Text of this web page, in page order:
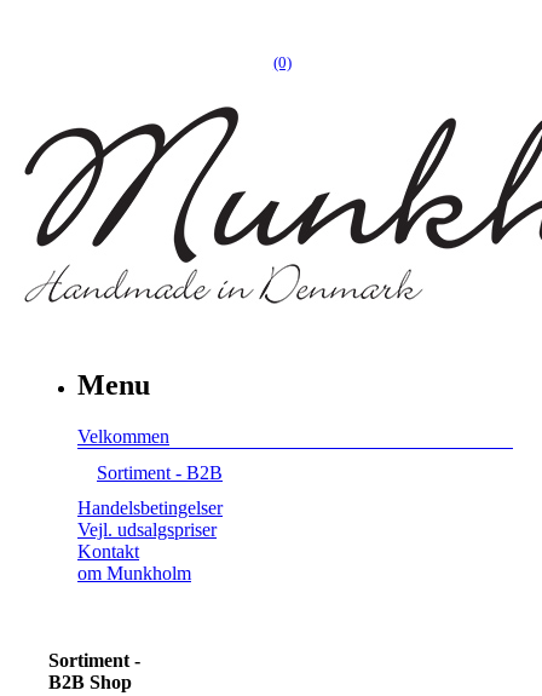
(0)
Menu
Velkommen
Sortiment - B2B
Handelsbetingelser
Vejl. udsalgspriser
Kontakt
om Munkholm
Sortiment -
B2B Shop